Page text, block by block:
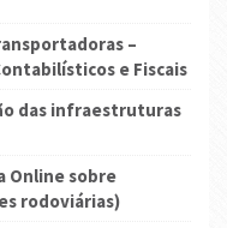
–
e Fiscais
das infraestruturas
Online sobre
rodoviárias)